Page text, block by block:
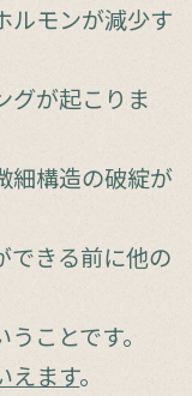
ルモンが減少す
グが起こりま
細構造の破綻が
できる前に他の
ことです。
えます。